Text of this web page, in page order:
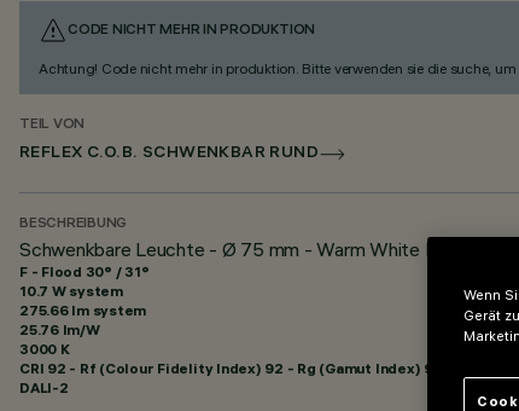
CODE NICHT MEHR IN PRODUKTION
Achtung! Code nicht mehr in produktion. Bitte verwenden sie die suche,
TEIL VON
REFLEX C.O.B. SCHWENKBAR RUND
BESCHREIBUNG
Schwenkbare Leuchte - Ø 75 mm - Warm White Flood-Optik
F - Flood 30° / 31°
10.7 W system
275.66 lm system
25.76 lm/W
3000 K
CRI 92 - Rf (Colour Fidelity Index) 92 - Rg (Gamut Index) 99
DALI-2
Wenn
Gerät